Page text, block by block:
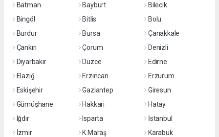
Batman
Bayburt
Bilecik
Bingöl
Bitlis
Bolu
Burdur
Bursa
Çanakkale
Çankırı
Çorum
Denizli
Diyarbakır
Düzce
Edirne
Elazığ
Erzincan
Erzurum
Eskişehir
Gaziantep
Giresun
Gümüşhane
Hakkari
Hatay
Iğdır
Isparta
İstanbul
İzmir
K.Maraş
Karabük